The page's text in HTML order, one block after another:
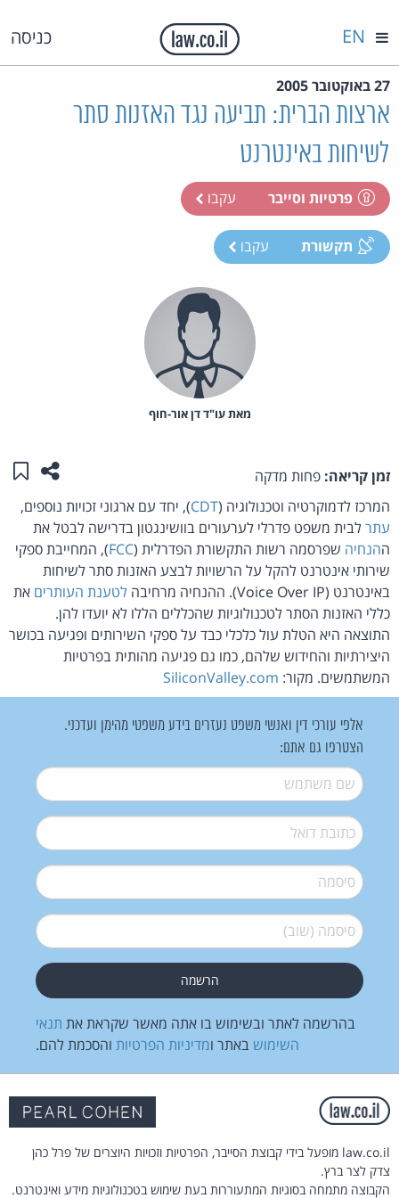
כניסה EN
27 באוקטובר 2005
ארצות הברית: תביעה נגד האזנות סתר
לשיחות באינטרנט
פרטיות וסייבר עקבו
תקשורת עקבו
מאת‏ עו"ד דן אור-חוף
זמן קריאה: פחות מדקה שתפו
המרכז לדמוקרטיה וטכנולוגיה (CDT), יחד עם ארגוני זכויות נוספים,
עתרלבית משפט פדרלי לערעורים בוושינגטון בדרישה לבטל את
ההנחיה שפרסמה רשות התקשורת הפדרלית (FCC), המחייבת ספקי
שירותי אינטרנט להקל על הרשויות לבצע האזנות סתר לשיחות
באינטרנט (Voice Over IP). ההנחיה מרחיבה
לטענת העותרים את
כללי האזנות הסתר לטכנולוגיות שהכללים הללו לא יועדו להן.
התוצאה היא הטלת עול כלכלי כבד על ספקי השירותים ופגיעה בכושר
היצירתיות והחידוש שלהם, כמו גם פגיעה מהותית בפרטיות
המשתמשים. מקור: SiliconValley.com
אלפי עורכי דין ואנשי משפט נעזרים בידע משפטי מהימן ועדכני.
הצטרפו גם אתם:
שם משתמש*
דואל*
סיסמה*
סיסמה (שוב)*
בהרשמה לאתר ובשימוש בו אתה מאשר שקראת את תנאי
השימוש באתר ומדיניות הפרטיות והסכמת להם.
law.co.il מופעל בידי קבוצת הסייבר, הפרטיות וזכויות היוצרים של פרל כהן
צדק לצר ברץ.
הקבוצה מתמחה בסוגיות המתעוררות בעת שימוש בטכנולוגיות מידע ואינטרנט.